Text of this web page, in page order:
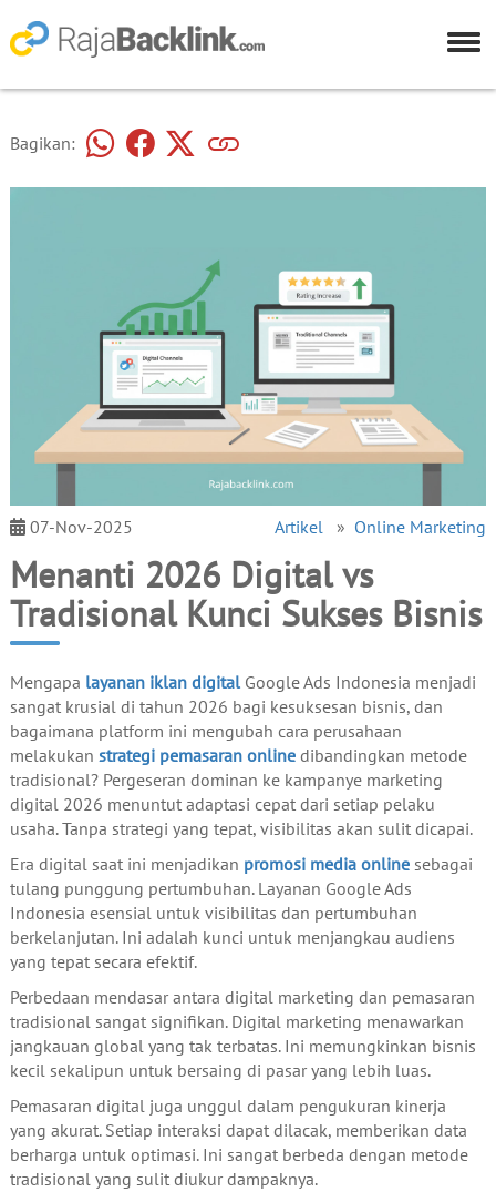
Bagikan:
07-Nov-2025 Artikel » Online Marketing
Menanti 2026 Digital vs
Tradisional Kunci Sukses Bisnis
Mengapa layanan iklan digitalGoogle Ads Indonesia menjadi
sangat krusial di tahun 2026 bagi kesuksesan bisnis, dan
bagaimana platform ini mengubah cara perusahaan
melakukan strategi pemasaran onlinedibandingkan metode
tradisional? Pergeseran dominan ke kampanye marketing
digital 2026 menuntut adaptasi cepat dari setiap pelaku
usaha. Tanpa strategi yang tepat, visibilitas akan sulit dicapai.
Era digital saat ini menjadikan promosi media onlinesebagai
tulang punggung pertumbuhan. Layanan Google Ads
Indonesia esensial untuk visibilitas dan pertumbuhan
berkelanjutan. Ini adalah kunci untuk menjangkau audiens
yang tepat secara efektif.
Perbedaan mendasar antara digital marketing dan pemasaran
tradisional sangat signifikan. Digital marketing menawarkan
jangkauan global yang tak terbatas. Ini memungkinkan bisnis
kecil sekalipun untuk bersaing di pasar yang lebih luas.
Pemasaran digital juga unggul dalam pengukuran kinerja
yang akurat. Setiap interaksi dapat dilacak, memberikan data
berharga untuk optimasi. Ini sangat berbeda dengan metode
tradisional yang sulit diukur dampaknya.